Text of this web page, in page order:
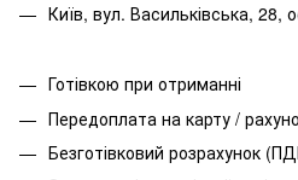
Київ, вул. Васильківська, 28,
Готівкою при отриманні
Передоплата на карту /
Безготівковий розрахунок